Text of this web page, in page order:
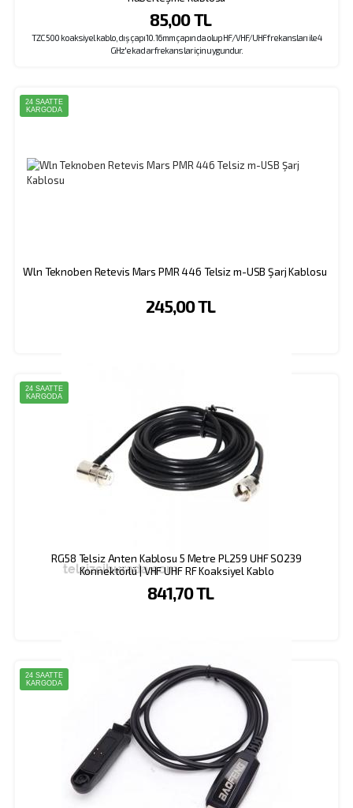
85,00 TL
TZC 500 koaksiyel kablo, dış çapı 10.16mm çapında olup HF/VHF/UHF frekansları ile 4
GHz'e kadar frekanslar için uygundur.
24 SAATTE
KARGODA
Wln Teknoben Retevis Mars PMR 446 Telsiz m-USB Şarj Kablosu
245,00 TL
24 SAATTE
KARGODA
RG58 Telsiz Anten Kablosu 5 Metre PL259 UHF SO239
Konnektörlü | VHF UHF RF Koaksiyel Kablo
841,70 TL
24 SAATTE
KARGODA